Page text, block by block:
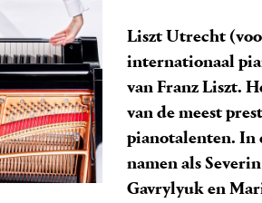
Liszt Utrecht
internationaal
van Franz Liszt.
van de meest
pianotalenten. In
namen als
Gavrylyuk en